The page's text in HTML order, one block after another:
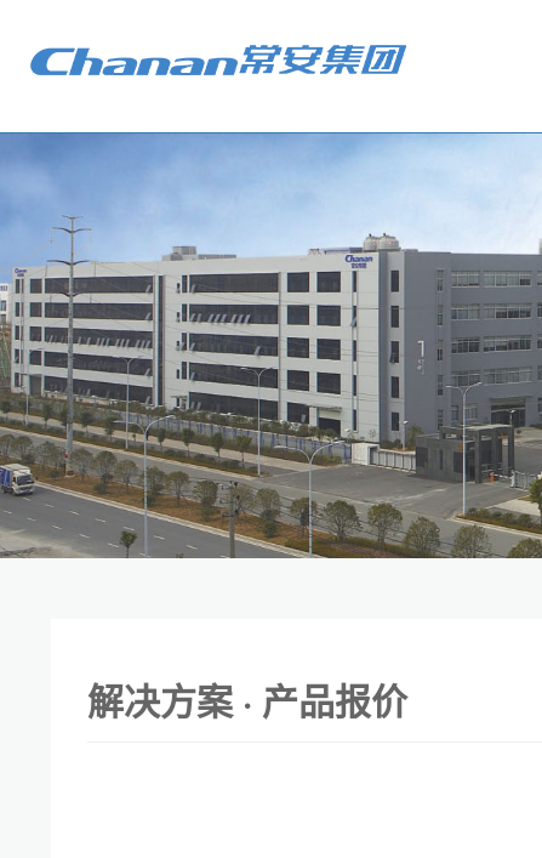
解决方案 · 产品报价